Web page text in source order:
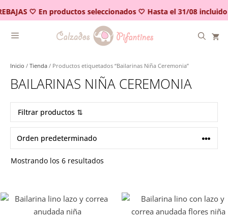
🤍 En productos seleccionados 🤍 Hasta el 31/08 incluido
al
contenido
Inicio / Tienda / Productos etiquetados “Bailarinas Niña Ceremonia”
BAILARINAS NIÑA CEREMONIA
Filtrar productos ⇅
Mostrando los 6 resultados